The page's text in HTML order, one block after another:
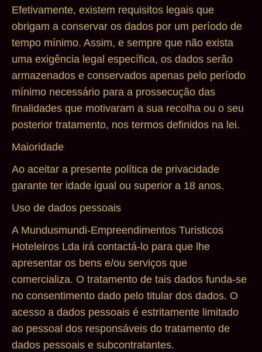
Efetivamente, existem requisitos legais que
obrigam a conservar os dados por um período de
tempo mínimo. Assim, e sempre que não exista
uma exigência legal específica, os dados serão
armazenados e conservados apenas pelo período
mínimo necessário para a prossecução das
finalidades que motivaram a sua recolha ou o seu
posterior tratamento, nos termos definidos na lei.
Maioridade
Ao aceitar a presente política de privacidade
garante ter idade igual ou superior a 18 anos.
Uso de dados pessoais
A Mundusmundi-Empreendimentos Turisticos
Hoteleiros Lda irá contactá-lo para que lhe
apresentar os bens e/ou serviços que
comercializa. O tratamento de tais dados funda-se
no consentimento dado pelo titular dos dados. O
acesso a dados pessoais é estritamente limitado
ao pessoal dos responsáveis do tratamento de
dados pessoais e subcontratantes.